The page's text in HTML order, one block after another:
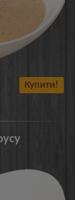
Купити!